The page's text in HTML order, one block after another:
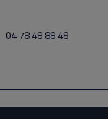
04 78 48 88 48
Bachmann 2026-05-